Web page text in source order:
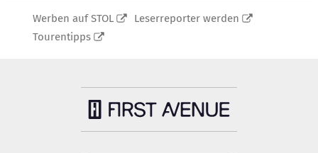
Werben auf STOL
Leserreporter werden
Tourentipps